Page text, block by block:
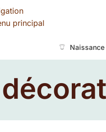
principal
Naissance